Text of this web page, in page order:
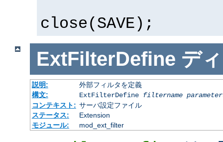
close(SAVE);
ExtFilterDefine デ
説明:
外部フィルタを定義
構文:
ExtFilterDefine filtername
コンテキスト: サーバ設定ファイル
ステータス:
Extension
モジュール:
mod_ext_filter